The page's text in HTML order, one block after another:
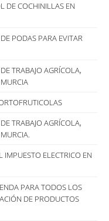
DE COCHINILLAS EN
PODAS PARA EVITAR
TRABAJO AGRÍCOLA,
TRABAJO AGRÍCOLA,
IMPUESTO ELECTRICO EN
PARA TODOS LOS
DE PRODUCTOS